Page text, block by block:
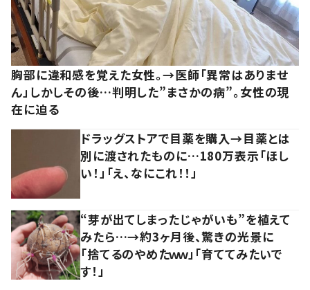
胸部に違和感を覚えた女性。→医師「異常はありませ
ん」しかしその後…判明した”まさかの病”。女性の現
在に迫る
ドラッグストアで目薬を購入→目薬とは
別に渡されたものに…180万表示「ほし
い！」「え、なにこれ！！」
“芽が出てしまったじゃがいも”を植えて
みたら…→約3ヶ月後、驚きの光景に
「捨てるのやめたｗｗ」「育ててみたいで
す！」